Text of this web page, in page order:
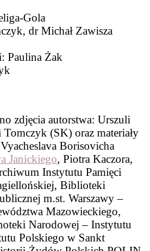
Gola
dr Michał Zawisza
Paulina Żak
zdjęcia autorstwa: Urszuli
(SK) oraz materiały
Borisovicha
Janickiego, Piotra Kaczora,
Instytutu Pamięci
Biblioteki
m.st. Warszawy –
Mazowieckiego,
Narodowej – Instytutu
Polskiego w Sankt